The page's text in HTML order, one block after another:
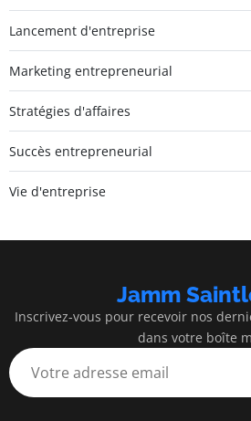
Lancement d'entreprise
Marketing entrepreneurial
Stratégies d'affaires
Succès entrepreneurial
Vie d'entreprise
Jamm
Inscrivez-vous pour recevoir nos
dans votre boîte